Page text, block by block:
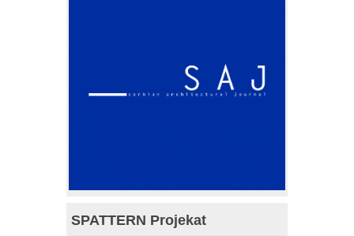
SPATTERN Projekat